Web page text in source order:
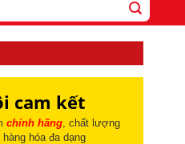
cam kết
chính hãng, chất lượng
hóa đa dạng